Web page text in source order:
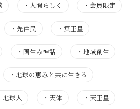
・ 人間らしく ・ 会員限定
・先住民 ・ 冥王星
・ 国生み神話 ・ 地域創生
・地球の恵みと共に生きる
地球人 ・ 天体 ・ 天王星